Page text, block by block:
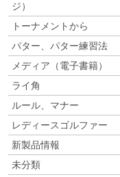
ジ）
トーナメントから
パター、パター練習法
メディア（電子書籍）
ライ角
ルール、マナー
レディースゴルファー
新製品情報
未分類